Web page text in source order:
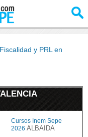
y PRL en
Cursos Inem Sepe
2026 ALBAIDA